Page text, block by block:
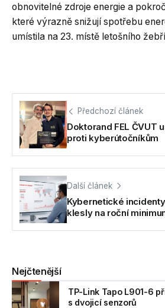
obnovitelné zdroje energie a
které výrazně snižují spotřebu
umístila na 23. místě letošního
Předchozí článek
Doktorand FEL ČVUT
proti kyberútočníkům
Další článek
Kybernetické
klesly na roční
Nejčtenější
TP-Link Tapo L901-6
s dvojicí senzorů